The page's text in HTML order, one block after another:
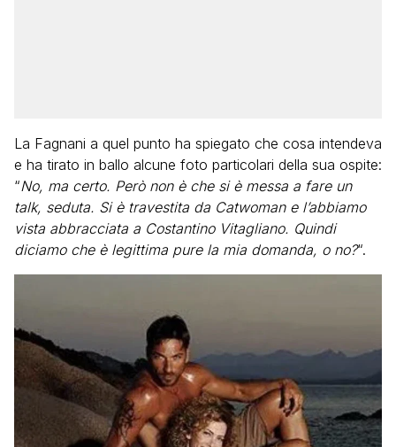
La Fagnani a quel punto ha spiegato che cosa intendeva
e ha tirato in ballo alcune foto particolari della sua ospite:
“No, ma certo. Però non è che si è messa a fare un
talk, seduta. Si è travestita da Catwoman e l’abbiamo
vista abbracciata a Costantino Vitagliano. Quindi
diciamo che è legittima pure la mia domanda, o no?“.